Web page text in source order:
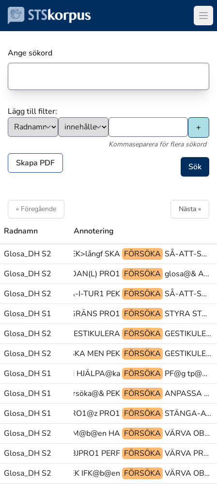
Ange sökord
Lägg till filter:
Kommaseparera för flera sökord
Skapa PDF
« Föregående Nästa »
Radnamn Annotering
Glosa_DH S2PRO1 PEK>långf SKA FÖRSÖKA
SÅ-ATT-SÄGA glosa@& BEHANDLA
Glosa_DH S2
GLOSA:(?) SEDAN(L) PRO1 FÖRSÖKA
glosa@& ALDRIG TILLBAKA
Glosa_DH S2NÄSTA-I-TUR1 PEK FÖRSÖKA
SÅ-ATT-SÄGA HEM^GÖRA TYP
Glosa_DH S1GRÄNS GRÄNS PRO1 FÖRSÖKA
STYRA STOPP@z GRÄNS
Glosa_DH S2
HEM^GÖRA TYP GESTIKULERA FÖRSÖKA
GESTIKULERA PEK PEK
Glosa_DH S2
TECKNA-BEHÄRSKA MEN PEK FÖRSÖKA
GESTIKULERA KVINNA glosa@&
Glosa_DH S1
BETYDA SOM HJÄLPA@ka FÖRSÖKA
PF@g tp@& TRÄFFAS.HABIT
Glosa_DH S1UMGÅS försöka@& PEK FÖRSÖKA
ANPASSA SÅ PRO1.FL
Glosa_DH S1
RÖST-ANVÄNDA PRO1@z PRO1 FÖRSÖKA
STÄNGA-AV>hals tp@& FUNGERA
Glosa_DH S2VETA KFUM@b@en HA FÖRSÖKA
VÄRVA OBJPRO1 PERF
Glosa_DH S2VÄRVA OBJPRO1 PERF FÖRSÖKA
VÄRVA PRO1 FUT-NEG
Glosa_DH S2LIST+EN PEK IFK@b@en FÖRSÖKA
VÄRVA OBJPRO1 PRO1